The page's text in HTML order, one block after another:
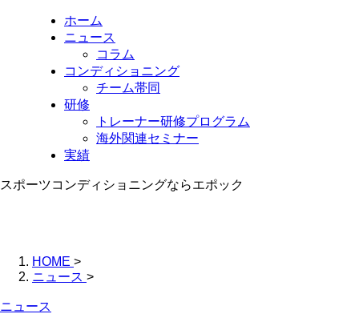
ホーム
ニュース
コラム
コンディショニング
チーム帯同
研修
トレーナー研修プログラム
海外関連セミナー
実績
スポーツコンディショニングならエポック
HOME >
ニュース >
ニュース